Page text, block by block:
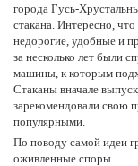
города Гусь-
стакана. Интересно,
недорогие, удобные и
за несколько лет были
машины, к которым
Стаканы вначале
зарекомендовали свою
популярными.
По поводу самой идеи
оживленные споры.